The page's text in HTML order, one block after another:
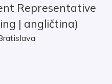
Representative
| angličtina)